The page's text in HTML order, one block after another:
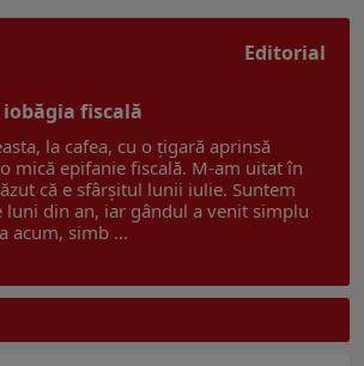
Editorial
fiscală
la cafea, cu o țigară aprinsă
mică epifanie fiscală. M-am uitat în
că e sfârșitul lunii iulie. Suntem
luni din an, iar gândul a venit simplu
acum, simb ...